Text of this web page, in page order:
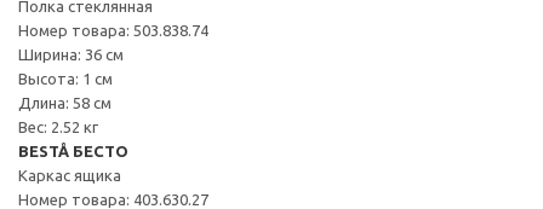
Полка стеклянная
Номер товара: 503.838.74
Ширина: 36 см
Высота: 1 см
Длина: 58 см
Вес: 2.52 кг
BESTÅ БЕСТО
Каркас ящика
Номер товара: 403.630.27